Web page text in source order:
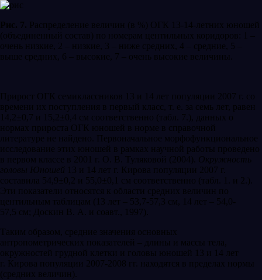
Рис. 7. Распределение величин (в %) ОГК 13-14-летних юношей
(объединенный состав) по номерам центильных коридоров: 1 –
очень низкие, 2 – низкие, 3 – ниже средних, 4 – средние, 5 –
выше средних, 6 – высокие, 7 – очень высокие величины.
Прирост ОГК семиклассников 13 и 14 лет популяции 2007 г. со
времени их поступления в первый класс, т. е. за семь лет, равен
14,2±0,7 и 15,2±0,4 см соответственно (табл. 7.), данных о
нормах прироста ОГК юношей в норме в справочной
литературе не найдено. Первоначальное морфофункциональное
исследование этих юношей в рамках научной работы проведено
в первом классе в 2001 г. О. В. Туляковой (2004). Окружность
головы Юношей 13 и 14 лет г. Кирова популяции 2007 г.
составила 54,9±0,2 и 55,0±0,1 см соответственно (табл. 1. и 2.).
Эти показатели относятся к области средних величин по
центильным таблицам (13 лет – 53,7-57,3 см, 14 лет – 54,0-
57,5 см; Доскин В. А. и соавт., 1997).
Таким образом, средние значения основных
антропометрических показателей – длины и массы тела,
окружностей грудной клетки и головы юношей 13 и 14 лет
г. Кирова популяции 2007-2008 гг. находятся в пределах нормы
(средних величин).